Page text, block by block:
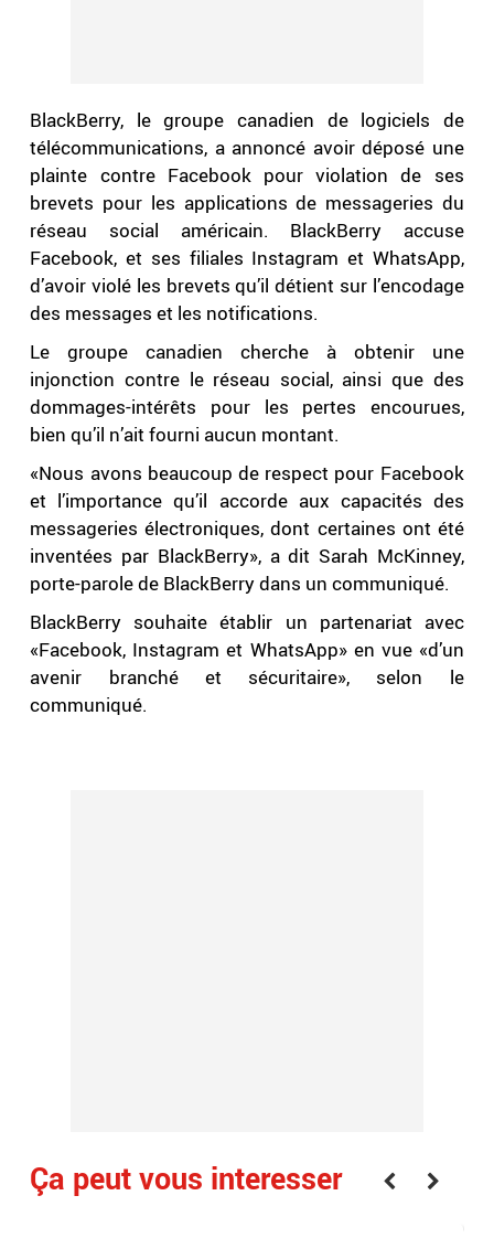
BlackBerry, le groupe canadien de logiciels de
télécommunications, a annoncé avoir déposé une
plainte contre Facebook pour violation de ses
brevets pour les applications de messageries du
réseau social américain. BlackBerry accuse
Facebook, et ses filiales Instagram et WhatsApp,
d’avoir violé les brevets qu’il détient sur l’encodage
des messages et les notifications.
Le groupe canadien cherche à obtenir une
injonction contre le réseau social, ainsi que des
dommages-intérêts pour les pertes encourues,
bien qu’il n’ait fourni aucun montant.
«Nous avons beaucoup de respect pour Facebook
et l’importance qu’il accorde aux capacités des
messageries électroniques, dont certaines ont été
inventées par BlackBerry», a dit Sarah McKinney,
porte-parole de BlackBerry dans un communiqué.
BlackBerry souhaite établir un partenariat avec
«Facebook, Instagram et WhatsApp» en vue «d’un
avenir branché et sécuritaire», selon le
communiqué.
Ça peut vous interesser